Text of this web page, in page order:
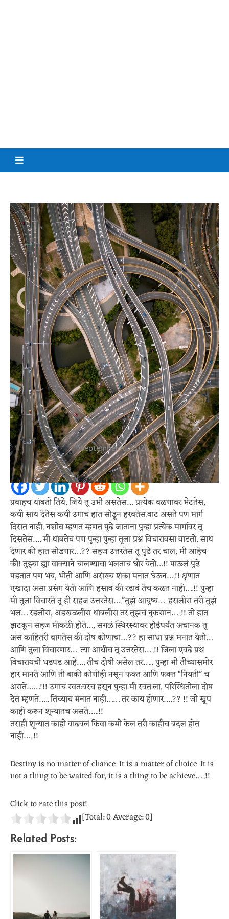
ब्लॉग मुक्तांगण
प्रवाह, परिस्थिती आणि नियती.. एक चिंतन
September 18, 2020
Spread the love
प्रवाहच थांबतो तिथे, जिथे तू उभी असतेस… प्रत्येक वळणावर भेटतेस,
कधी साथ देतेस कधी उगाच हात सोडून हरवतेस.वाट असते पण मार्ग
दिसत नाही. नशीब म्हणत म्हणत पुढे जाताना पुन्हा प्रत्येक मार्गावर तू
दिसतेस…. मी थांबतेच पण पुन्हा पुन्हा तूला प्रश्न विचारावसा वाटतो, साथ
देणार की हात सोडणार…?? सहज उत्तरतेस तू पुढे तर चाल, मी आहेच
की! तुझ्या ह्या वाक्याने चालण्याचा भलताच धीर येतो…!! पाऊलं पुढे
पडतात पण भय, भीती आणि असंख्य शंका मनात घेऊन….!! क्षणात
एखादा असा प्रसंग येतो आणि हसाव की रडावं तेच कळत नाही….!! पुन्हा
मी तुला विचारते तू ही सहज उत्तरतेस….”तुझं आयुष्य…. हसलीस तरी तुझं
भल… रडलीस, अडखळलीस थांबलीस तर तुझचं नुकसान…..!! ती हात
झटकून सहज मोकळी होते…, सगळं स्थिरस्थावर होईपर्यंत अचानक तू
अस काहितरी वागतेस की दोष कोणाचा…?? हा साधा प्रश्न मनात येतो…
आणि तुला विचारणार…. त्या आधीच तू उत्तरतेस…..!! जिला एवढे प्रश्न
विचारायची धडपड आहे…. तीच दोषी असेल तर…., पुन्हा मी तीच्यासमोर
हार मानते आणि ती बाकी कोणीही नसून फक्त आणि फक्त “नियती” च
असते……!!! उगाच स्वतःवरच हसून पुन्हा मी स्वतःला, परिस्थितीला दोष
देत म्हणते….. तिच्याच मनात नाही…… तर काय होणार….?? !! जी खूप
काही करून शून्यातच असते…..!!
तसही शून्यात काही वाढवलं किंवा कमी केल तरी काहीच बदल होत
नाही…..!!
Destiny is no matter of chance. It is a matter of choice. It is
not a thing to be waited for, it is a thing to be achieve…..!!
Click to rate this post!
[Total:0Average:0]
Related Posts: